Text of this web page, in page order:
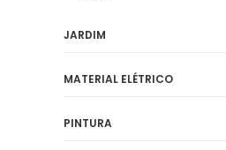
JARDIM
MATERIAL ELÉTRICO
PINTURA